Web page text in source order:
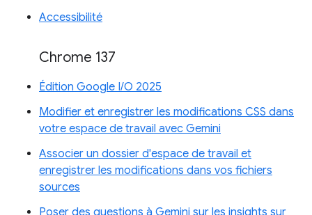
Accessibilité
Chrome 137
Édition Google I/O 2025
Modifier et enregistrer les modifications CSS dans
votre espace de travail avec Gemini
Associer un dossier d'espace de travail et
enregistrer les modifications dans vos fichiers
sources
Poser des questions à Gemini sur les insights sur